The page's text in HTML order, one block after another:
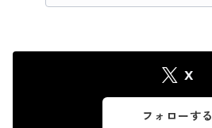
X
フォローする